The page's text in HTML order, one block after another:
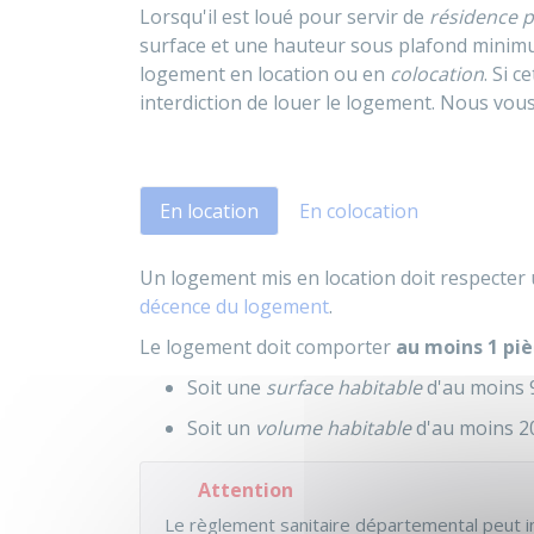
Lorsqu'il est loué pour servir de résidence
surface et une hauteur sous plafond
logement en location ou en colocation. Si
interdiction de louer le logement. Nous
En location En colocation
Un logement mis en location doit
décence du logement.
Le logement doit comporter au moins 1
Soit une surface habitabled'au moins
Soit un volume habitabled'au moins
Attention
Le règlement sanitaire départemental peut